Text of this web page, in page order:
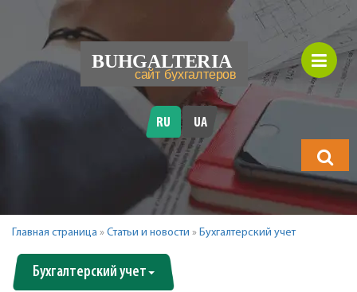
будете
искать?
RU UA
Главная страница » Статьи и новости » Бухгалтерский учет
Бухгалтерский учет